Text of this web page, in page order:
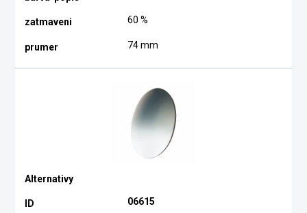
60 %
74 mm
06615